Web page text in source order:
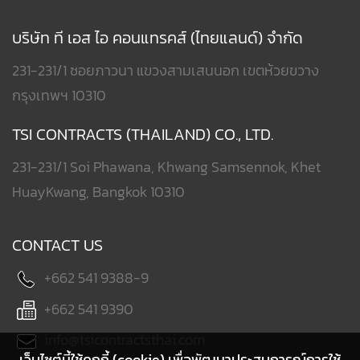
บริษัท ที เอส ไอ คอนแทรคส์ (ไทยแลนด์) จำกัด
231-231/1 ซอยภาวนา แขวงสามเสนนอก เขตห้วยขวาง
กรุงเทพฯ 10310
TSI CONTRACTS (THAILAND) CO., LTD.
231-231/1 Soi Phawana, Khwang Samsennok, Khet
HuayKwang, Bangkok 10310
CONTACT US
+662 541 9388-9
+662 541 9390
info@tsicontractsthai.com